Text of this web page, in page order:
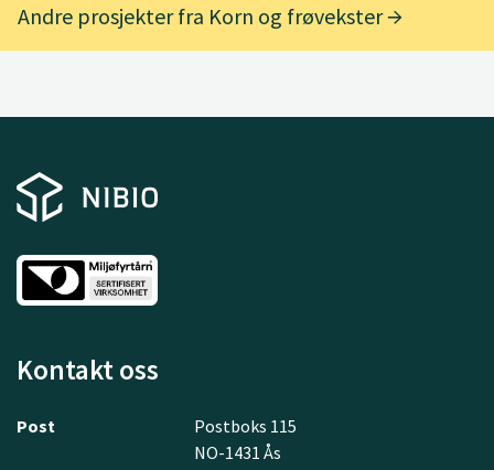
Andre prosjekter fra Korn og frøvekster
Kontakt oss
Post
Postboks 115
NO-1431 Ås